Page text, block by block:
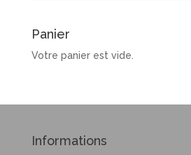
Panier
Votre panier est vide.
Informations